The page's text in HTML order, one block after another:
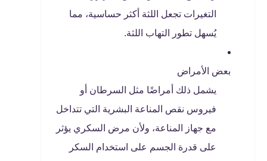
التغيرات تجعل اللثة أكثر حساسية، مما
يُسهل تطور التهاب اللثة.
بعض الأمراض
يشمل ذلك أمراضًا مثل السرطان أو
فيروس نقص المناعة البشرية التي تتداخل
مع جهاز المناعة، ولأن مرض السكري يؤثر
على قدرة الجسم على استخدام السكر